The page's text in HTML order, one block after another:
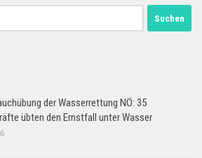
der Wasserrettung NÖ: 35
übten den Ernstfall unter Wasser